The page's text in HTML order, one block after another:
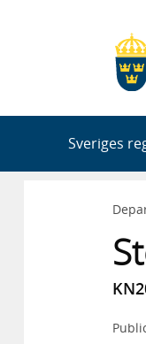
Sveriges